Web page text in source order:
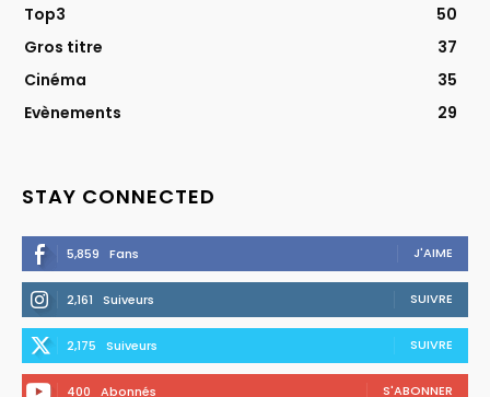
Top3
50
Gros titre
37
Cinéma
35
Evènements
29
STAY CONNECTED
5,859 Fans J'AIME
2,161 Suiveurs SUIVRE
2,175 Suiveurs SUIVRE
400 Abonnés S'ABONNER